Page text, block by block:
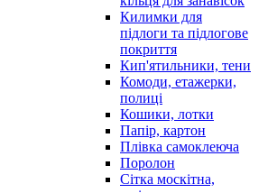
Килимки для
підлоги та підлогове
покриття
Кип'ятильники, тени
Комоди, етажерки,
полиці
Кошики, лотки
Папір, картон
Плівка самоклеюча
Поролон
Сітка москітна,